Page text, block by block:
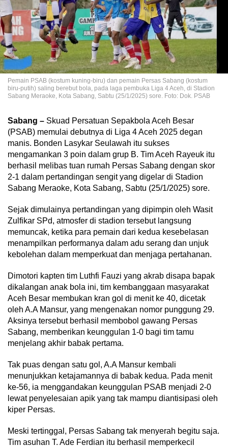
Pemain PSAB (kostum kuning-biru) dan pemain Persas Sabang (kostum
biru-putih) saling berebut bola, pada laga pembuka Liga 4 Aceh, di Stadion
Sabang Meraoke, Kota Sabang, Sabtu (25/1/2025) sore. Foto: Dok. PSAB
Sabang – Skuad Persatuan Sepakbola Aceh Besar
(PSAB) memulai debutnya di Liga 4 Aceh 2025 degan
manis. Bonden Lasykar Seulawah itu sukses
mengamankan 3 poin dalam grup B. Tim Aceh Rayeuk itu
berhasil melibas tuan rumah Persas Sabang dengan skor
2-1 dalam pertandingan sengit yang digelar di Stadion
Sabang Meraoke, Kota Sabang, Sabtu (25/1/2025) sore.
Sejak dimulainya pertandingan yang dipimpin oleh Wasit
Zulfikar SPd, atmosfer di stadion tersebut langsung
memuncak, ketika para pemain dari kedua kesebelasan
menampilkan performanya dalam adu serang dan unjuk
kebolehan dalam memperkuat dan menjaga pertahanan.
Dimotori kapten tim Luthfi Fauzi yang akrab disapa bapak
dikalangan anak bola ini, tim kembanggaan masyarakat
Aceh Besar membukan kran gol di menit ke 40, dicetak
oleh A.A Mansur, yang mengenakan nomor punggung 29.
Aksinya tersebut berhasil membobol gawang Persas
Sabang, memberikan keunggulan 1-0 bagi tim tamu
menjelang akhir babak pertama.
Tak puas dengan satu gol, A.A Mansur kembali
menunjukkan ketajamannya di babak kedua. Pada menit
ke-56, ia menggandakan keunggulan PSAB menjadi 2-0
lewat penyelesaian apik yang tak mampu diantisipasi oleh
kiper Persas.
Meski tertinggal, Persas Sabang tak menyerah begitu saja.
Tim asuhan T. Ade Ferdian itu berhasil memperkecil